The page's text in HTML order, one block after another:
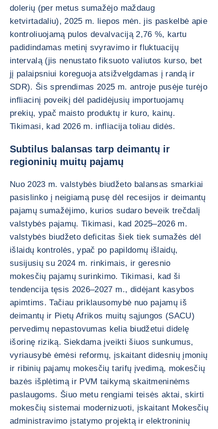
dolerių (per metus sumažėjo maždaug
ketvirtadaliu), 2025 m. liepos mėn. jis paskelbė apie
kontroliuojamą pulos devalvaciją 2,76 %, kartu
padidindamas metinį svyravimo ir fluktuacijų
intervalą (jis nenustato fiksuoto valiutos kurso, bet
jį palaipsniui koreguoja atsižvelgdamas į randą ir
SDR). Šis sprendimas 2025 m. antroje pusėje turėjo
infliacinį poveikį dėl padidėjusių importuojamų
prekių, ypač maisto produktų ir kuro, kainų.
Tikimasi, kad 2026 m. infliacija toliau didės.
Subtilus balansas tarp deimantų ir
regioninių muitų pajamų
Nuo 2023 m. valstybės biudžeto balansas smarkiai
pasislinko į neigiamą pusę dėl recesijos ir deimantų
pajamų sumažėjimo, kurios sudaro beveik trečdalį
valstybės pajamų. Tikimasi, kad 2025–2026 m.
valstybės biudžeto deficitas šiek tiek sumažės dėl
išlaidų kontrolės, ypač po papildomų išlaidų,
susijusių su 2024 m. rinkimais, ir geresnio
mokesčių pajamų surinkimo. Tikimasi, kad ši
tendencija tęsis 2026–2027 m., didėjant kasybos
apimtims. Tačiau priklausomybė nuo pajamų iš
deimantų ir Pietų Afrikos muitų sąjungos (SACU)
pervedimų nepastovumas kelia biudžetui didelę
išorinę riziką. Siekdama įveikti šiuos sunkumus,
vyriausybė ėmėsi reformų, įskaitant didesnių įmonių
ir ribinių pajamų mokesčių tarifų įvedimą, mokesčių
bazės išplėtimą ir PVM taikymą skaitmeninėms
paslaugoms. Šiuo metu rengiami teisės aktai, skirti
mokesčių sistemai modernizuoti, įskaitant Mokesčių
administravimo įstatymo projektą ir elektroninių